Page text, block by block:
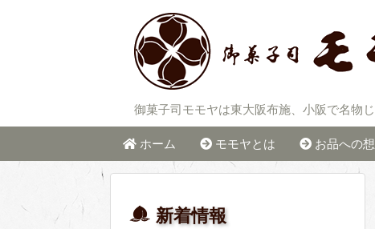
御菓子司モモヤは東大阪布施、小阪で名物
ホーム モモヤとは お品への
新着情報